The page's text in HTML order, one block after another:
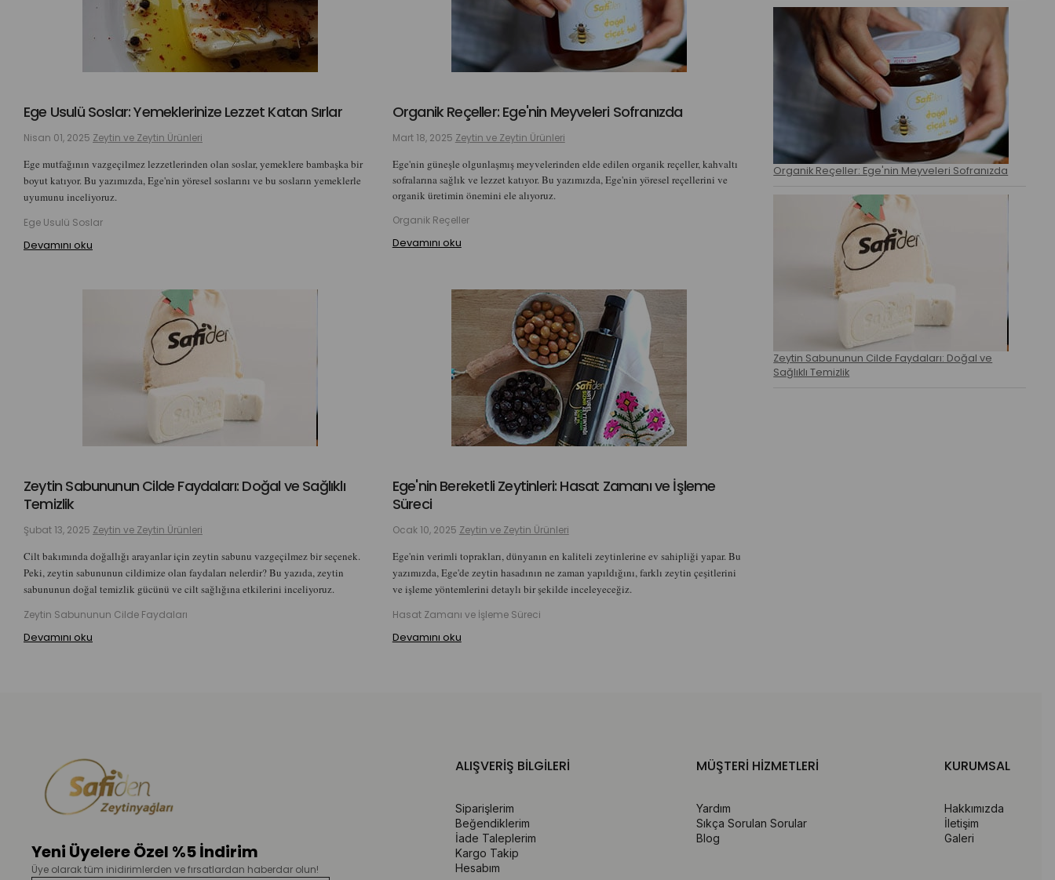
Ege Usulü Soslar: Yemeklerinize Lezzet Katan Sırlar
Nisan 01, 2025 Zeytin ve Zeytin Ürünleri
Ege mutfağının vazgeçilmez lezzetlerinden olan soslar, yemeklere bambaşka bir
boyut katıyor. Bu yazımızda, Ege'nin yöresel soslarını ve bu sosların yemeklerle
uyumunu inceliyoruz.
Ege Usulü Soslar
Devamını oku
Organik Reçeller: Ege'nin Meyveleri Sofranızda
Mart 18, 2025 Zeytin ve Zeytin Ürünleri
Ege'nin güneşle olgunlaşmış meyvelerinden elde edilen organik reçeller, kahvaltı
sofralarına sağlık ve lezzet katıyor. Bu yazımızda, Ege'nin yöresel reçellerini ve
organik üretimin önemini ele alıyoruz.
Organik Reçeller
Devamını oku
Zeytin Sabununun Cilde Faydaları: Doğal ve Sağlıklı
Temizlik
Şubat 13, 2025 Zeytin ve Zeytin Ürünleri
Cilt bakımında doğallığı arayanlar için zeytin sabunu vazgeçilmez bir seçenek.
Peki, zeytin sabununun cildimize olan faydaları nelerdir? Bu yazıda, zeytin
sabununun doğal temizlik gücünü ve cilt sağlığına etkilerini inceliyoruz.
Zeytin Sabununun Cilde Faydaları
Devamını oku
Ege'nin Bereketli Zeytinleri: Hasat Zamanı ve İşleme
Süreci
Ocak 10, 2025 Zeytin ve Zeytin Ürünleri
Ege'nin verimli toprakları, dünyanın en kaliteli zeytinlerine ev sahipliği yapar. Bu
yazımızda, Ege'de zeytin hasadının ne zaman yapıldığını, farklı zeytin çeşitlerini
ve işleme yöntemlerini detaylı bir şekilde inceleyeceğiz.
Hasat Zamanı ve İşleme Süreci
Devamını oku
Organik Reçeller: Ege'nin Meyveleri Sofranızda
Zeytin Sabununun Cilde Faydaları: Doğal ve
Sağlıklı Temizlik
Yeni Üyelere Özel %5 İndirim
Üye olarak tüm inidirimlerden ve fırsatlardan haberdar olun!
ALIŞVERİŞ BİLGİLERİ
Siparişlerim
Beğendiklerim
İade Taleplerim
Kargo Takip
Hesabım
MÜŞTERİ HİZMETLERİ
Yardım
Sıkça Sorulan Sorular
Blog
KURUMSAL
Hakkımızda
İletişim
Galeri